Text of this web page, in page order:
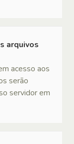
arquivos
acesso aos
serão
servidor em